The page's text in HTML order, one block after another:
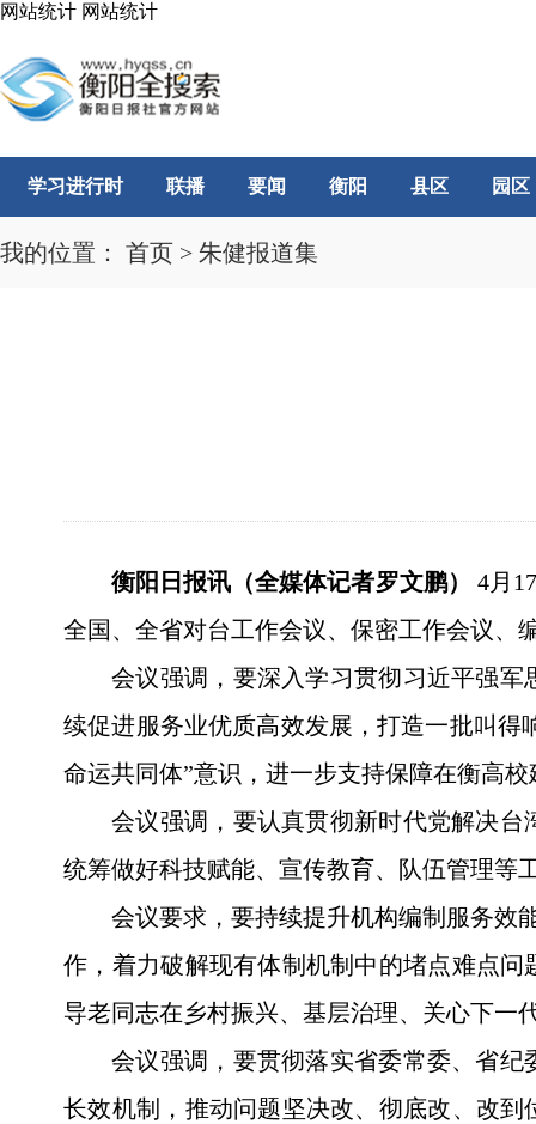
网站统计 网站统计
学习进行时 联播 要闻 衡阳 县区 园区
我的位置： 首页 > 朱健报道集
衡阳日报讯（全媒体记者罗文鹏）
4月
全国、全省对台工作会议、保密工作会议、
会议强调，要深入学习贯彻习近平强
续促进服务业优质高效发展，打造一批叫得
命运共同体”意识，进一步支持保障在衡高
会议强调，要认真贯彻新时代党解决
统筹做好科技赋能、宣传教育、队伍管理等
会议要求，要持续提升机构编制服务效
作，着力破解现有体制机制中的堵点难点
导老同志在乡村振兴、基层治理、关心下一
会议强调，要贯彻落实省委常委、省
长效机制，推动问题坚决改、彻底改、改